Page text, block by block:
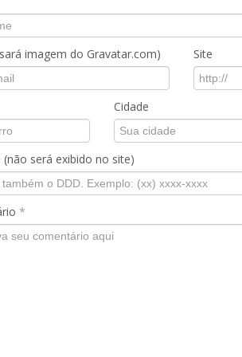
imagem do Gravatar.com) Site
Cidade
(não será exibido no site)
*